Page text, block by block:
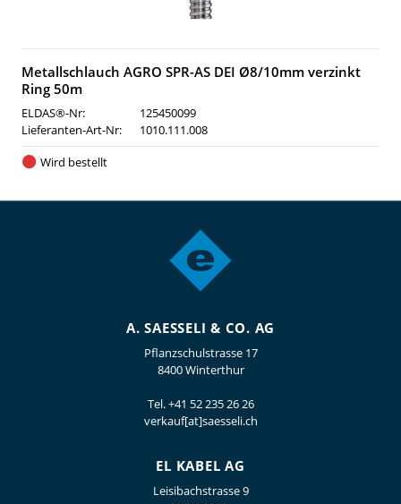
Metallschlauch AGRO SPR-AS DEI Ø8/10mm verzinkt
Ring 50m
ELDAS®-Nr:
125450099
Lieferanten-Art-Nr:
1010.111.008
Wird bestellt
A. SAESSELI & CO. AG
Pflanzschulstrasse 17
8400 Winterthur
Tel.+41 52 235 26 26
verkauf[at]saesseli.ch
EL KABEL AG
Leisibachstrasse 9